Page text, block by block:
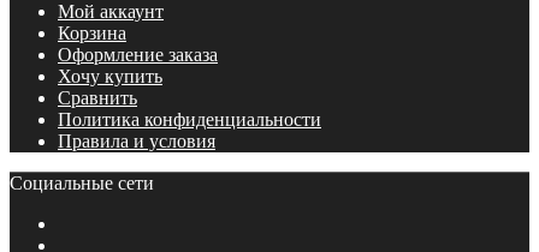
Мой аккаунт
Корзина
Оформление заказа
Хочу купить
Сравнить
Политика конфиденциальности
Правила и условия
Социальные сети